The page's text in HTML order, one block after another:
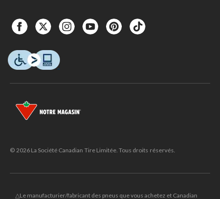
© 2026 La Société Canadian Tire Limitée. Tous droits réservés.
△Le manufacturier/fabricant des pneus que vous achetez et Canadian